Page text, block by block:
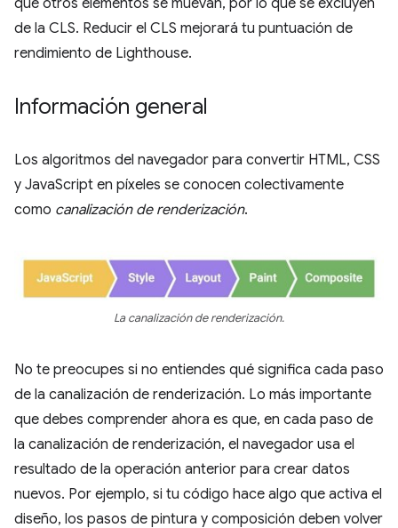
que otros elementos se muevan, por lo que se excluyen
de la CLS. Reducir el CLS mejorará tu puntuación de
rendimiento de Lighthouse.
Información general
Los algoritmos del navegador para convertir HTML, CSS
y JavaScript en píxeles se conocen colectivamente
como canalización de renderización.
La canalización de renderización.
No te preocupes si no entiendes qué significa cada paso
de la canalización de renderización. Lo más importante
que debes comprender ahora es que, en cada paso de
la canalización de renderización, el navegador usa el
resultado de la operación anterior para crear datos
nuevos. Por ejemplo, si tu código hace algo que activa el
diseño, los pasos de pintura y composición deben volver